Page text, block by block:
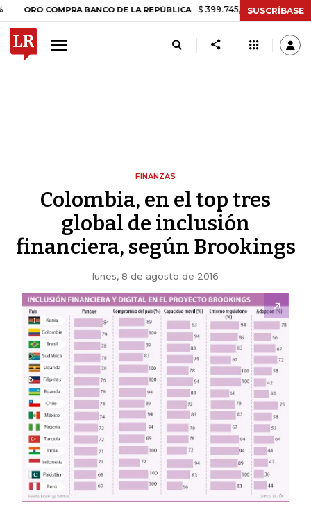
COMPRA BANCO DE LA REPÚBLICA $ 399.745,16 +$ 2.295,71 +0,58%
SUSCRÍBASE
FINANZAS
Colombia, en el top tres
global de inclusión
financiera, según Brookings
lunes, 8 de agosto de 2016